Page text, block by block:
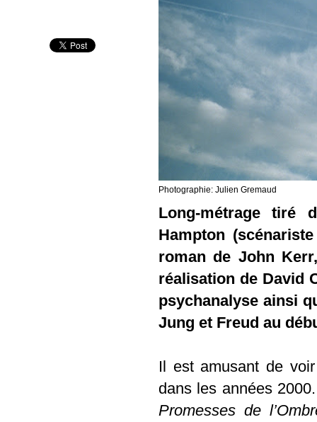
Photographie: Julien Gremaud
Long-métrage tiré
Hampton
roman de John
réalisation de David
psychanalyse ainsi
Jung et Freud au
Il est amusant de
dans les années
Promesses de